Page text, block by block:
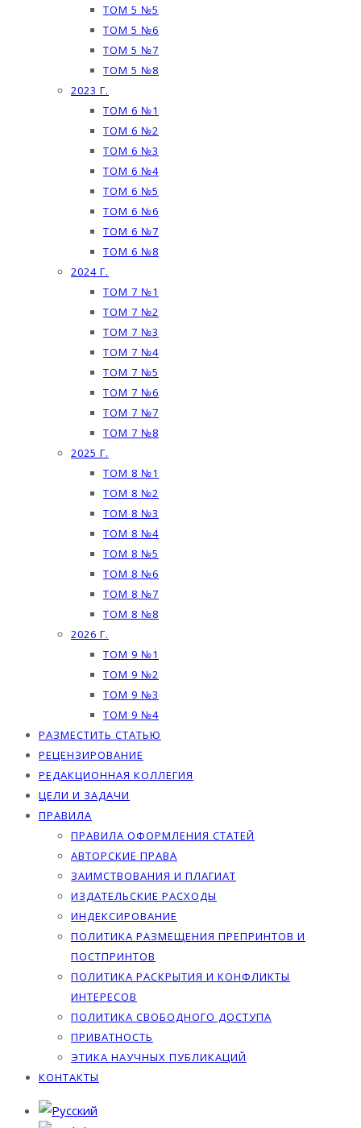
ТОМ 5 №5
ТОМ 5 №6
ТОМ 5 №7
ТОМ 5 №8
2023 Г.
ТОМ 6 №1
ТОМ 6 №2
ТОМ 6 №3
ТОМ 6 №4
ТОМ 6 №5
ТОМ 6 №6
ТОМ 6 №7
ТОМ 6 №8
2024 Г.
ТОМ 7 №1
ТОМ 7 №2
ТОМ 7 №3
ТОМ 7 №4
ТОМ 7 №5
ТОМ 7 №6
ТОМ 7 №7
ТОМ 7 №8
2025 Г.
ТОМ 8 №1
ТОМ 8 №2
ТОМ 8 №3
ТОМ 8 №4
ТОМ 8 №5
ТОМ 8 №6
ТОМ 8 №7
ТОМ 8 №8
2026 Г.
ТОМ 9 №1
ТОМ 9 №2
ТОМ 9 №3
ТОМ 9 №4
РАЗМЕСТИТЬ СТАТЬЮ
РЕЦЕНЗИРОВАНИЕ
РЕДАКЦИОННАЯ КОЛЛЕГИЯ
ЦЕЛИ И ЗАДАЧИ
ПРАВИЛА
ПРАВИЛА ОФОРМЛЕНИЯ СТАТЕЙ
АВТОРСКИЕ ПРАВА
ЗАИМСТВОВАНИЯ И ПЛАГИАТ
ИЗДАТЕЛЬСКИЕ РАСХОДЫ
ИНДЕКСИРОВАНИЕ
ПОЛИТИКА РАЗМЕЩЕНИЯ ПРЕПРИНТОВ И
ПОСТПРИНТОВ
ПОЛИТИКА РАСКРЫТИЯ И КОНФЛИКТЫ
ИНТЕРЕСОВ
ПОЛИТИКА СВОБОДНОГО ДОСТУПА
ПРИВАТНОСТЬ
ЭТИКА НАУЧНЫХ ПУБЛИКАЦИЙ
КОНТАКТЫ